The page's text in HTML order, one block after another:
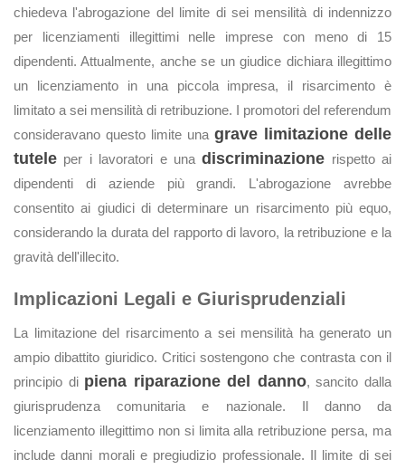
chiedeva l'abrogazione del limite di sei mensilità di indennizzo
per licenziamenti illegittimi nelle imprese con meno di 15
dipendenti. Attualmente, anche se un giudice dichiara illegittimo
un licenziamento in una piccola impresa, il risarcimento è
limitato a sei mensilità di retribuzione. I promotori del referendum
consideravano questo limite una grave limitazione delle
tutele per i lavoratori e unadiscriminazione rispetto ai
dipendenti di aziende più grandi. L'abrogazione avrebbe
consentito ai giudici di determinare un risarcimento più equo,
considerando la durata del rapporto di lavoro, la retribuzione e la
gravità dell'illecito.
Implicazioni Legali e Giurisprudenziali
La limitazione del risarcimento a sei mensilità ha generato un
ampio dibattito giuridico. Critici sostengono che contrasta con il
principio di piena riparazione del danno, sancito dalla
giurisprudenza comunitaria e nazionale. Il danno da
licenziamento illegittimo non si limita alla retribuzione persa, ma
include danni morali e pregiudizio professionale. Il limite di sei